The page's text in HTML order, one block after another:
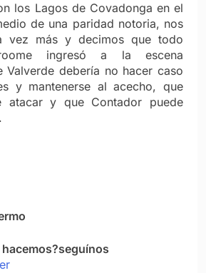
los Lagos de Covadonga en el
de una paridad notoria, nos
vez más y decimos que todo
ingresó a la escena
Valverde debería no hacer caso
y mantenerse al acecho, que
atacar y que Contador puede
seguínos